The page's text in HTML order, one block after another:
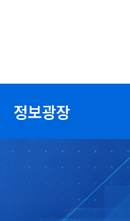
정보광장